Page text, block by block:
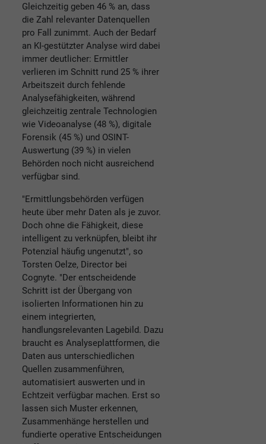
Gleichzeitig geben 46 % an, dass
die Zahl relevanter Datenquellen
pro Fall zunimmt. Auch der Bedarf
an KI-gestützter Analyse wird dabei
immer deutlicher: Ermittler
verlieren im Schnitt rund 25 % ihrer
Arbeitszeit durch fehlende
Analysefähigkeiten, während
gleichzeitig zentrale Technologien
wie Videoanalyse (48 %), digitale
Forensik (45 %) und OSINT-
Auswertung (39 %) in vielen
Behörden noch nicht ausreichend
verfügbar sind.
"Ermittlungsbehörden verfügen
heute über mehr Daten als je zuvor.
Doch ohne die Fähigkeit, diese
intelligent zu verknüpfen, bleibt ihr
Potenzial häufig ungenutzt", so
Torsten Oelze, Director bei
Cognyte. "Der entscheidende
Schritt ist der Übergang von
isolierten Informationen hin zu
einem integrierten,
handlungsrelevanten Lagebild. Dazu
braucht es Analyseplattformen, die
Daten aus unterschiedlichen
Quellen zusammenführen,
automatisiert auswerten und in
Echtzeit verfügbar machen. Erst so
lassen sich Muster erkennen,
Zusammenhänge herstellen und
fundierte operative Entscheidungen